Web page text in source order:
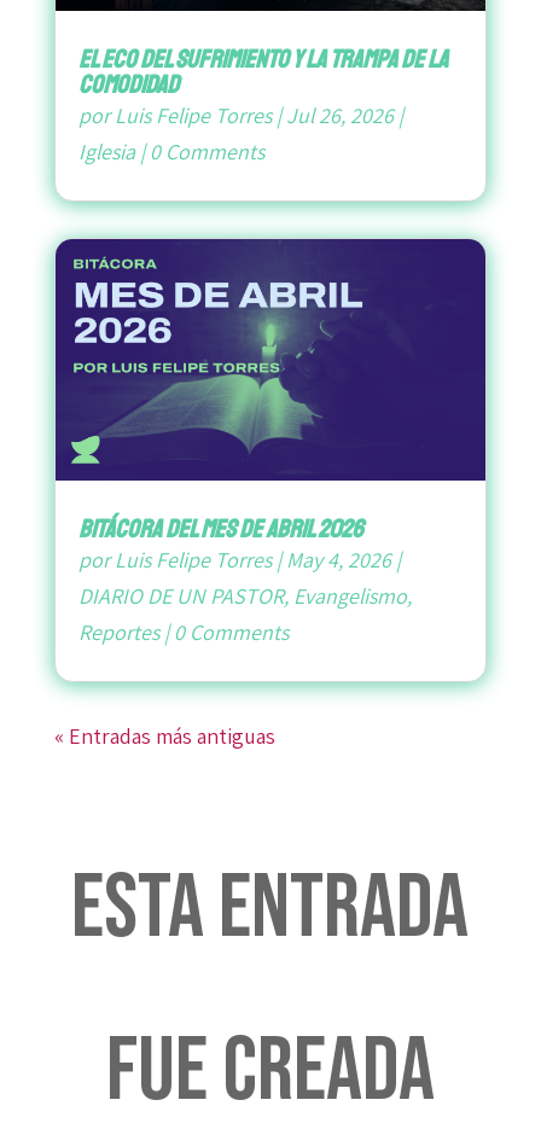
El Eco del Sufrimiento y la Trampa de la
Comodidad
porLuis Felipe Torres|Jul 26, 2026|
Iglesia|0 Comments
bitácora del mes de abril 2026
porLuis Felipe Torres|May 4, 2026|
DIARIO DE UN PASTOR, Evangelismo,
Reportes|0 Comments
« Entradas más antiguas
Esta entrada
fue creada